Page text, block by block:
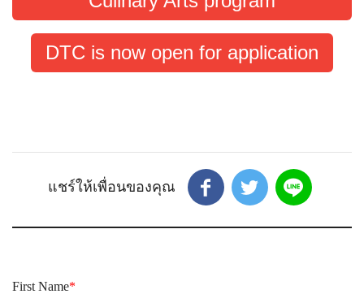
DTC is now open for application
First Name*